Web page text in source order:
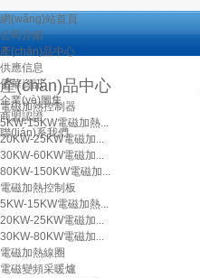
網(wǎng)站首頁
公司介紹
產(chǎn)品中心
供應信息
佑華資訊
企業(yè)圖集
商盟認證
聯(lián)系我們
產(chǎn)品中心
電磁加熱控制器
5KW-15KW電磁加熱...
20KW-25KW電磁加...
30KW-60KW電磁加...
80KW-150KW電磁加...
電磁加熱控制板
5KW-15KW電磁加熱...
20KW-25KW電磁加...
30KW-80KW電磁加...
電磁加熱線圈
電磁變頻采暖爐